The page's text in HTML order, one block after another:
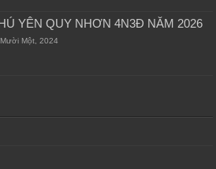
YÊN QUY NHƠN 4N3Đ NĂM 2026
Một, 2024